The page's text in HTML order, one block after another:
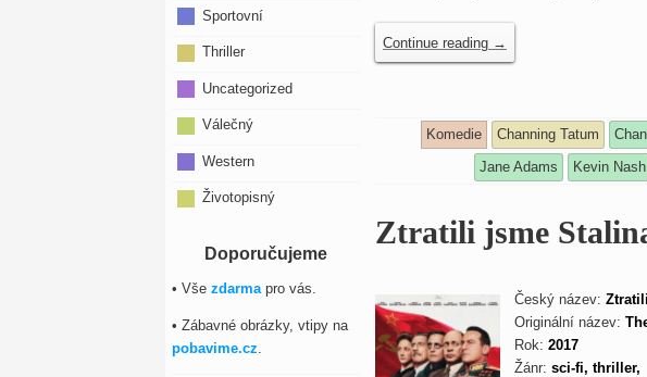
Continue reading →
Komedie Channing Tatum
Jane Adams
Kevin Nash
Ztratili jsme
Český název:
Originální název:
Rok: 2017
Žánr: sci-fi, thriller,
Sportovní
Thriller
Uncategorized
Válečný
Western
Životopisný
Doporučujeme
• Vše zdarmapro vás.
• Zábavné obrázky, vtipy na
pobavime.cz.